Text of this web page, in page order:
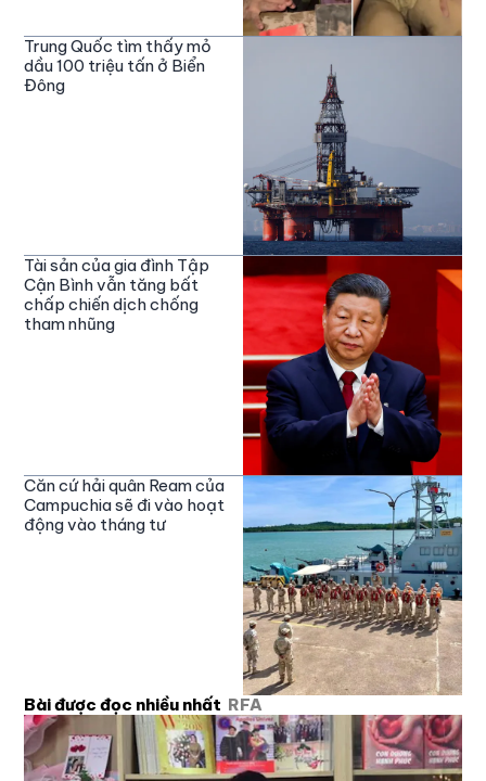
Trung Quốc tìm thấy mỏ
dầu 100 triệu tấn ở Biển
Đông
Tài sản của gia đình Tập
Cận Bình vẫn tăng bất
chấp chiến dịch chống
tham nhũng
Căn cứ hải quân Ream của
Campuchia sẽ đi vào hoạt
động vào tháng tư
Bài được đọc nhiều nhất RFA